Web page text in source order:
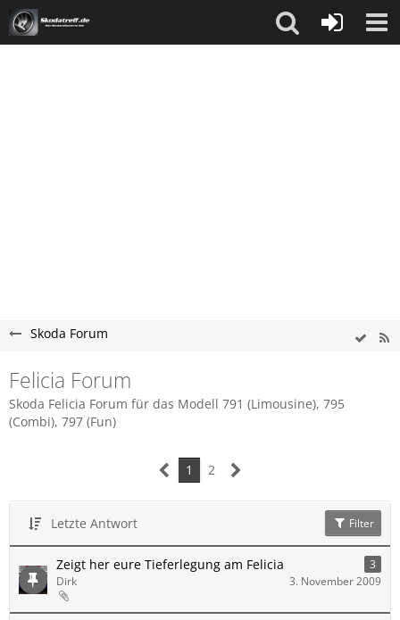
Skoda Forum
Felicia Forum
Skoda Felicia Forum für das Modell 791 (Limousine), 795
(Combi), 797 (Fun)
1 2
Letzte Antwort Filter
Zeigt her eure Tieferlegung am Felicia
3
Dirk
3. November 2009